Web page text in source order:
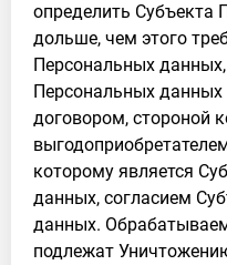
определить Субъекта
дольше, чем этого
Персональных
Персональных данных
договором, стороной
которому является
данных, согласием
данных.
подлежат